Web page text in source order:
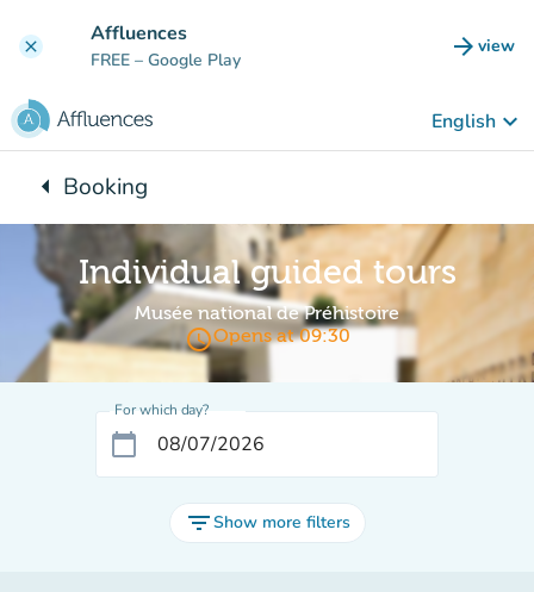
clear Affluences
FREE – Google Play arrow_forward view
(new
English keyboard_arrow_down
arrow_leftBack to:
Booking
Individual guided tours
Musée national de Préhistoire
access_timeOpens at 09:30
For which day?
calendar_today
filter_listShow more filters